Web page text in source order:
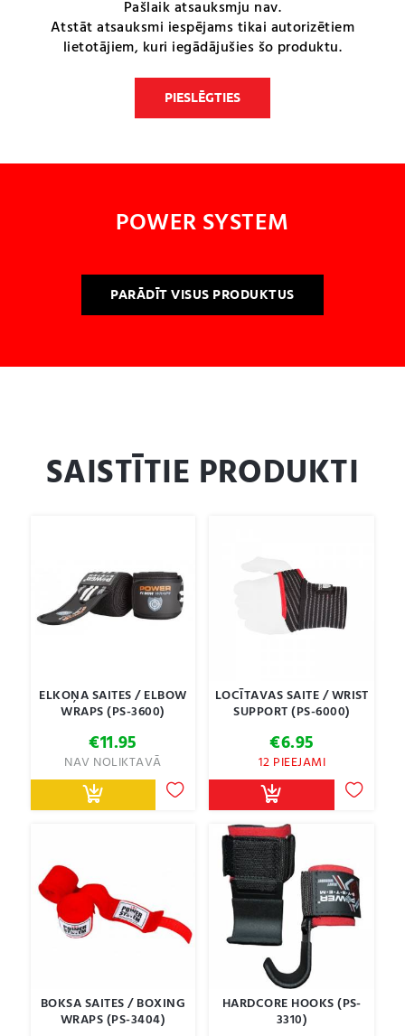
Pašlaik atsauksmju nav.
Atstāt atsauksmi iespējams tikai autorizētiem
lietotājiem, kuri iegādājušies šo produktu.
PIESLĒGTIES
POWER SYSTEM
PARĀDĪT VISUS PRODUKTUS
SAISTĪTIE PRODUKTI
ELKOŅA SAITES / ELBOW
WRAPS (PS-3600)
€11.95
NAV NOLIKTAVĀ
LOCĪTAVAS SAITE / WRIST
SUPPORT (PS-6000)
€6.95
12 PIEEJAMI
BOKSA SAITES / BOXING
WRAPS (PS-3404)
HARDCORE HOOKS (PS-
3310)